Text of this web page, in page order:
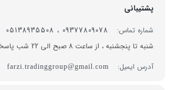
پشتیبانی
شماره تماس:
09377809078 ، 05138935508
شنبه تا پنجشنبه ، از ساعت 8 صبح الی 22 شب پاسخگوی شما هستیم.
آدرس ایمیل:
farzi.tradinggroup@gmail.com